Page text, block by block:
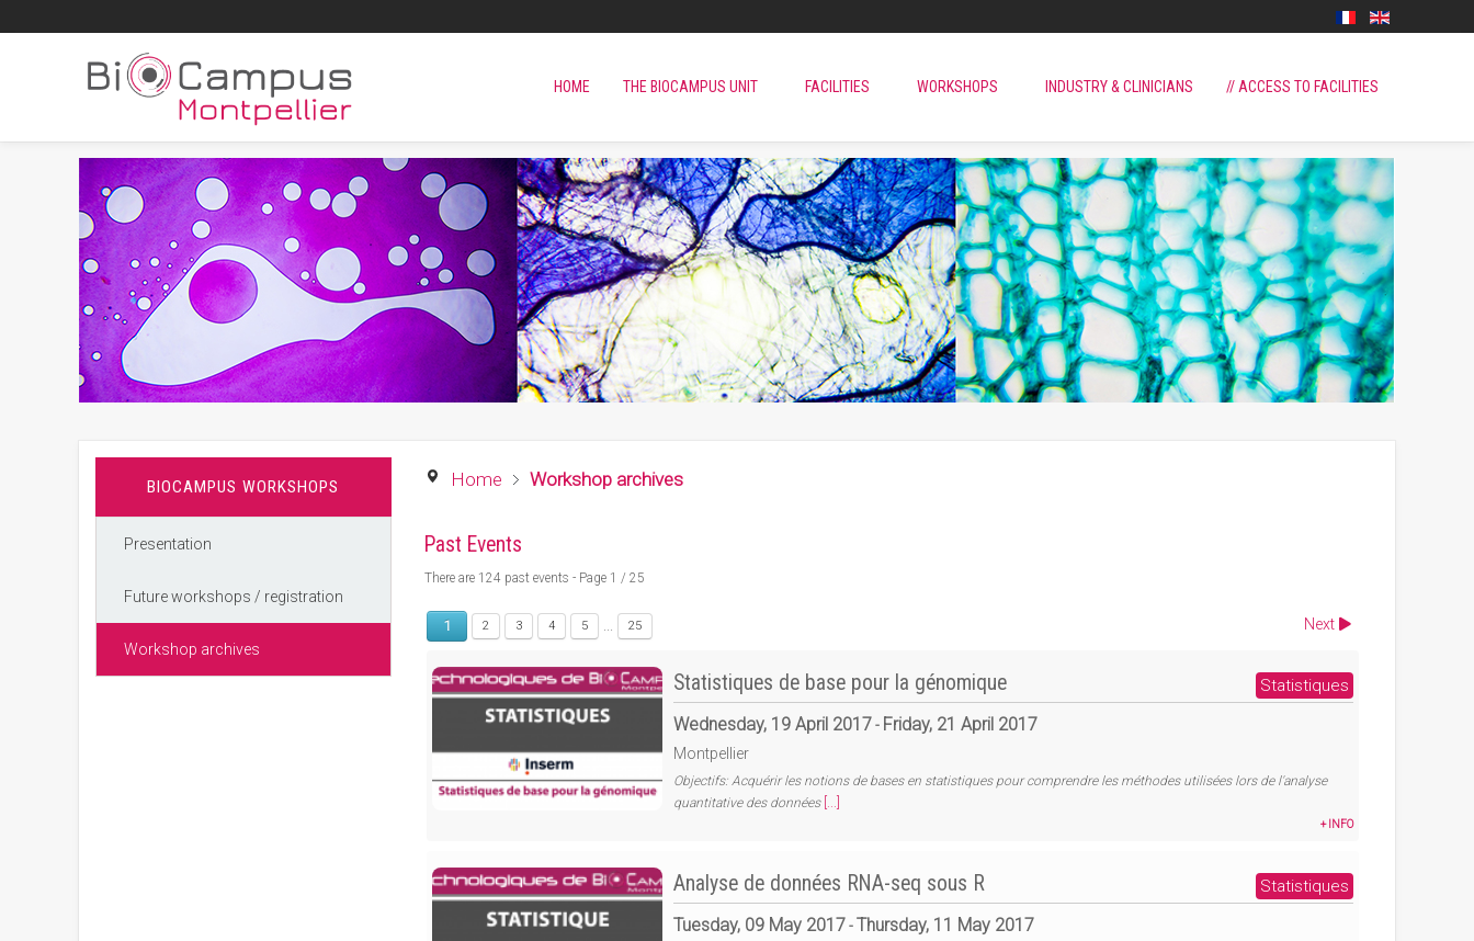
HOME THE BIOCAMPUS UNIT FACILITIES WORKSHOPS INDUSTRY & CLINICIANS // ACCESS TO FACILITIES
Home Workshop archives
Past Events
There are 124 past events - Page 1 / 25
1 2 3 4 5 25 Next
Statistiques de base pour la génomique Statistiques
Wednesday, 19 April 2017 - Friday, 21 April 2017
Montpellier
Objectifs: Acquérir les notions de bases en statistiques pour comprendre les méthodes utilisées lors de l'analyse
quantitative des données [...]
+ INFO
Analyse de données RNA-seq sous R Statistiques
Tuesday, 09 May 2017 - Thursday, 11 May 2017
BIOCAMPUS WORKSHOPS
Presentation
Future workshops / registration
Workshop archives